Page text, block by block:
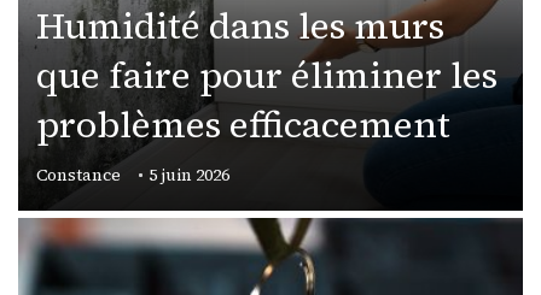
Humidité dans les murs
que faire pour éliminer les
problèmes efficacement
Constance 5 juin 2026